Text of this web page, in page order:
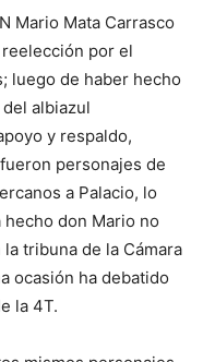
Mario Mata Carrasco
por el
luego de haber hecho
albiazul
y respaldo,
personajes de
a Palacio, lo
don Mario no
tribuna de la Cámara
ocasión ha debatido
la 4T.